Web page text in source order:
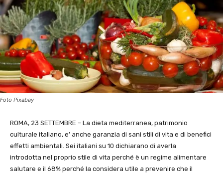
Foto Pixabay
ROMA, 23 SETTEMBRE – La dieta mediterranea, patrimonio
culturale italiano, e’ anche garanzia di sani stili di vita e di benefici
effetti ambientali. Sei italiani su 10 dichiarano di averla
introdotta nel proprio stile di vita perché è un regime alimentare
salutare e il 68% perché la considera utile a prevenire che il